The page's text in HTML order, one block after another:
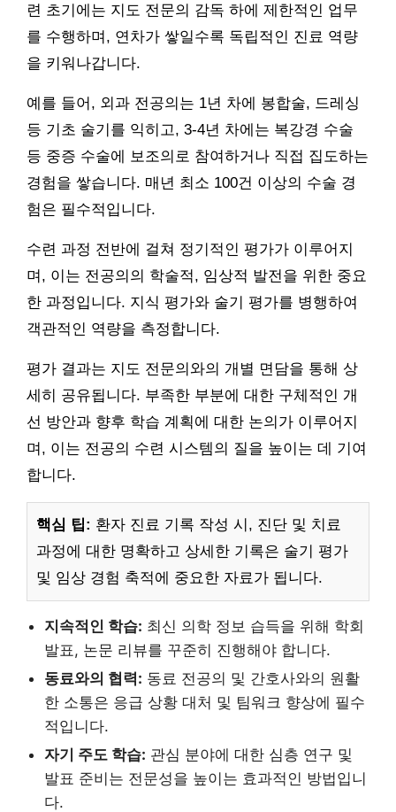
련 초기에는 지도 전문의 감독 하에 제한적인 업무
를 수행하며, 연차가 쌓일수록 독립적인 진료 역량
을 키워나갑니다.
예를 들어, 외과 전공의는 1년 차에 봉합술, 드레싱
등 기초 술기를 익히고, 3-4년 차에는 복강경 수술
등 중증 수술에 보조의로 참여하거나 직접 집도하는
경험을 쌓습니다. 매년 최소 100건 이상의 수술 경
험은 필수적입니다.
수련 과정 전반에 걸쳐 정기적인 평가가 이루어지
며, 이는 전공의의 학술적, 임상적 발전을 위한 중요
한 과정입니다. 지식 평가와 술기 평가를 병행하여
객관적인 역량을 측정합니다.
평가 결과는 지도 전문의와의 개별 면담을 통해 상
세히 공유됩니다. 부족한 부분에 대한 구체적인 개
선 방안과 향후 학습 계획에 대한 논의가 이루어지
며, 이는 전공의 수련 시스템의 질을 높이는 데 기여
합니다.
핵심 팁: 환자 진료 기록 작성 시, 진단 및 치료
과정에 대한 명확하고 상세한 기록은 술기 평가
및 임상 경험 축적에 중요한 자료가 됩니다.
지속적인 학습: 최신 의학 정보 습득을 위해 학회
발표, 논문 리뷰를 꾸준히 진행해야 합니다.
동료와의 협력: 동료 전공의 및 간호사와의 원활
한 소통은 응급 상황 대처 및 팀워크 향상에 필수
적입니다.
자기 주도 학습: 관심 분야에 대한 심층 연구 및
발표 준비는 전문성을 높이는 효과적인 방법입니
다.